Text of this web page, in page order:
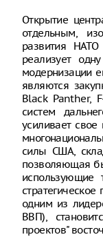
Открытие
отдельным,
развития
реализует
модернизации
являются
Black Panther,
систем
усиливает свое
силы США,
позволяющая
использующие
одним из
ВВП),
проектов"